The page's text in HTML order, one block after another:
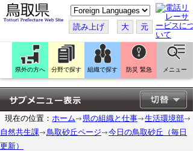
こ
の
ペ
ー
ジ
翻
訳
す
る
読み上げ 大 元
県外の方へ 分野で探す 組織で探す 防災 緊急 メニュー
現在の位置： ホーム 県の組織と仕事
生活環境部
自然共生課
鳥取砂丘ページ
今日の鳥取砂丘（毎日
更新）